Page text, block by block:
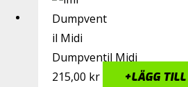
Dumpventil Midi
215,00 kr +LÄGG TILL